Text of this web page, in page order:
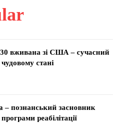
вживана зі США – сучасний
стані
– познанський засновник
реабілітації